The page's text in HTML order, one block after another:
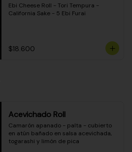
Ebi Cheese Roll - Tori Tempura -
California Sake - 5 Ebi Furai
$18.600
Acevichado Roll
Camarón apanado - palta - cubierto
en atún bañado en salsa acevichada,
togarashi y limón de pica